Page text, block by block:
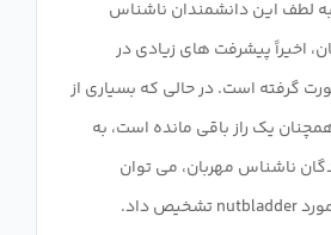
لطف این دانشمندان ناشناس
اخیراً پیشرفت های زیادی در
گرفته است. در حالی که بسیاری از
یک راز باقی مانده است، به
ناشناس مهربان، می توان